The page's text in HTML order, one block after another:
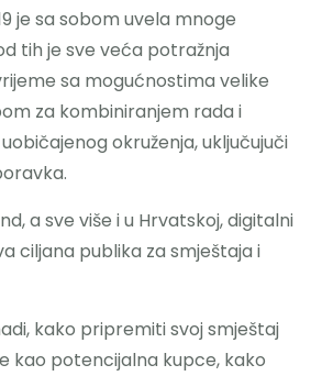
je sa sobom uvela mnoge
tih je sve veća potražnja
sa mogućnostima velike
za kombiniranjem rada i
okruženja, uključujuči
a sve više i u Hrvatskoj, digitalni
ciljana publika za smještaja i
kako pripremiti svoj smještaj
kao potencijalna kupce, kako